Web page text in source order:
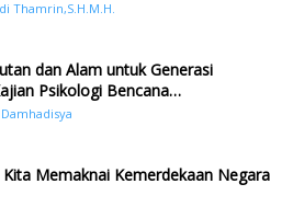
Thamrin,S.H.M.H.
dan Alam untuk Generasi
Psikologi Bencana
di Sumatera Pasca Tragedi
Memaknai Kemerdekaan Negara